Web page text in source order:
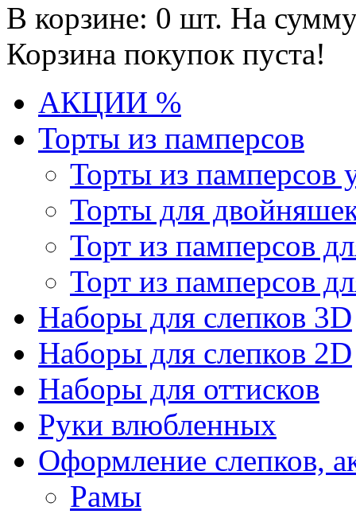
В корзине: 0 шт. На
Корзина покупок пуста!
АКЦИИ %
Торты из памперсов
Торты из памперсов
Торты для
Торт из памперсов
Торт из памперсов
Наборы для слепков 3D
Наборы для слепков 2D
Наборы для оттисков
Руки влюбленных
Оформление слепков,
Рамы